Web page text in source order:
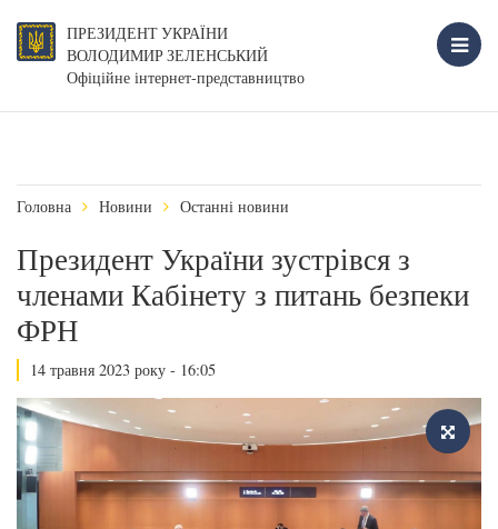
ПРЕЗИДЕНТ УКРАЇНИ
ВОЛОДИМИР ЗЕЛЕНСЬКИЙ
Офіційне інтернет-представництво
Головна Новини Останні новини
Президент України зустрівся з
членами Кабінету з питань безпеки
ФРН
14 травня 2023 року - 16:05